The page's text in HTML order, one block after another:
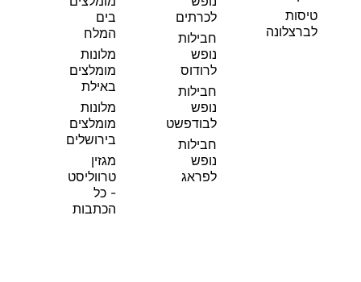
טיסות
לברצלונה
לכרתים
חבילות
נופש
לרודוס
חבילות
נופש
לבודפשט
חבילות
נופש
לפראג
בים
המלח
מלונות
מומלצים
באילת
מלונות
מומלצים
בירושלים
מגזין
טרווליסט
- כל
הכתבות